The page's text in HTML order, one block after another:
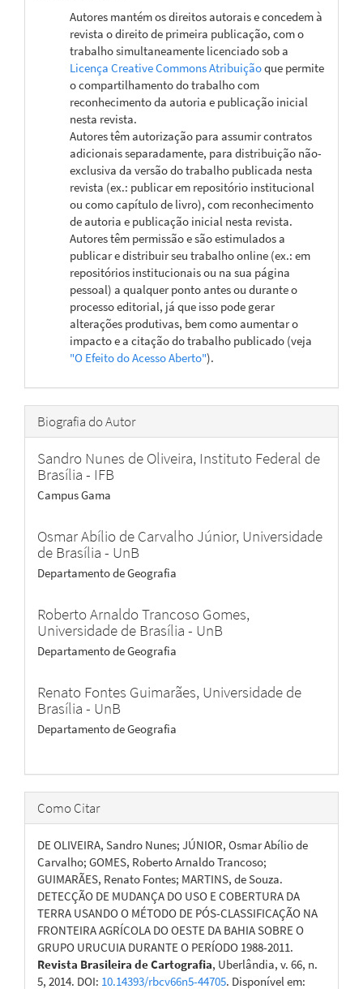
Autores mantém os direitos autorais e concedem à
revista o direito de primeira publicação, com o
trabalho simultaneamente licenciado sob a
Licença Creative Commons Atribuiçãoque permite
o compartilhamento do trabalho com
reconhecimento da autoria e publicação inicial
nesta revista.
Autores têm autorização para assumir contratos
adicionais separadamente, para distribuição não-
exclusiva da versão do trabalho publicada nesta
revista (ex.: publicar em repositório institucional
ou como capítulo de livro), com reconhecimento
de autoria e publicação inicial nesta revista.
Autores têm permissão e são estimulados a
publicar e distribuir seu trabalho online (ex.: em
repositórios institucionais ou na sua página
pessoal) a qualquer ponto antes ou durante o
processo editorial, já que isso pode gerar
alterações produtivas, bem como aumentar o
impacto e a citação do trabalho publicado (veja
"O Efeito do Acesso Aberto").
Biografia do Autor
Sandro Nunes de Oliveira, Instituto Federal de
Brasília - IFB
Campus Gama
Osmar Abílio de Carvalho Júnior, Universidade
de Brasília - UnB
Departamento de Geografia
Roberto Arnaldo Trancoso Gomes,
Universidade de Brasília - UnB
Departamento de Geografia
Renato Fontes Guimarães, Universidade de
Brasília - UnB
Departamento de Geografia
Como Citar
DE OLIVEIRA, Sandro Nunes; JÚNIOR, Osmar Abílio de
Carvalho; GOMES, Roberto Arnaldo Trancoso;
GUIMARÃES, Renato Fontes; MARTINS, de Souza.
DETECÇÃO DE MUDANÇA DO USO E COBERTURA DA
TERRA USANDO O MÉTODO DE PÓS-CLASSIFICAÇÃO NA
FRONTEIRA AGRÍCOLA DO OESTE DA BAHIA SOBRE O
GRUPO URUCUIA DURANTE O PERÍODO 1988-2011.
Revista Brasileira de Cartografia, Uberlândia, v. 66, n.
5, 2014. DOI: 10.14393/rbcv66n5-44705. Disponível em: